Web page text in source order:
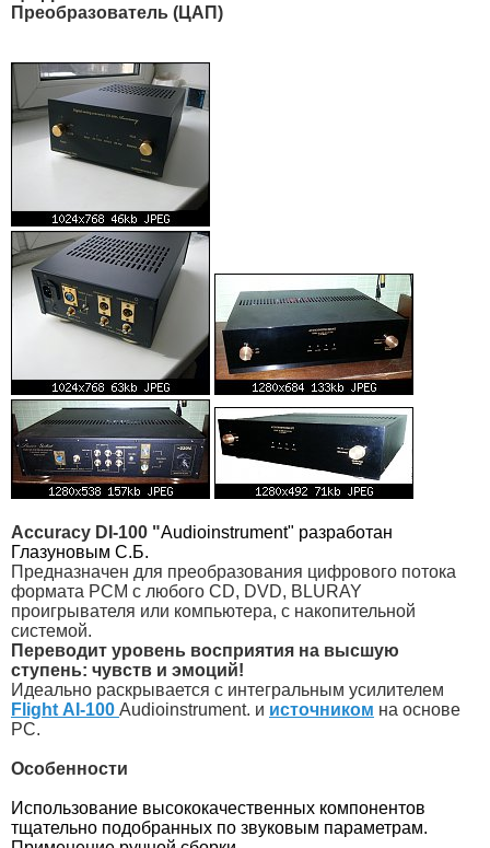
Преобразователь (ЦАП)
Accuracy DI-100 "Audioinstrument" разработан
Глазуновым С.Б.
Предназначен для преобразования цифрового потока
формата PCM с любого CD, DVD, BLURAY
проигрывателя или компьютера, с накопительной
системой.
Переводит уровень восприятия на высшую
ступень: чувств и эмоций!
Идеально раскрывается с интегральным усилителем
Flight АI-100 Audioinstrument. и источником на основе
PC.
Особенности
Использование высококачественных компонентов
тщательно подобранных по звуковым параметрам.